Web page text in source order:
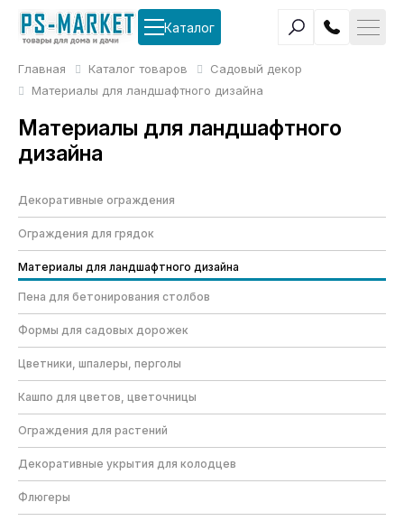
Каталог
Главная Каталог товаров
Садовый декор
Материалы для ландшафтного дизайна
Материалы для ландшафтного
дизайна
Декоративные ограждения
Ограждения для грядок
Материалы для ландшафтного дизайна
Пена для бетонирования столбов
Формы для садовых дорожек
Цветники, шпалеры, перголы
Кашпо для цветов, цветочницы
Ограждения для растений
Декоративные укрытия для колодцев
Флюгеры